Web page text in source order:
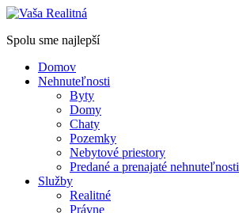
Spolu sme najlepší
Domov
Nehnuteľnosti
Byty
Domy
Chaty
Pozemky
Nebytové priestory
Predané a prenajaté nehnuteľnosti
Služby
Realitné
Právne